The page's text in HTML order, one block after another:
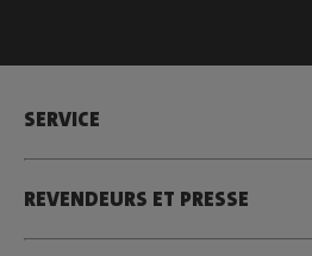
SERVICE
REVENDEURS ET PRESSE